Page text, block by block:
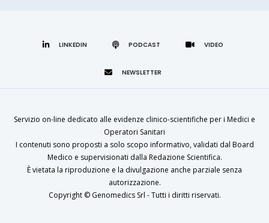
LINKEDIN
Servizio on-line dedicato alle evidenze clinico-scientifiche per i Medici e
Operatori Sanitari
I contenuti sono proposti a solo scopo informativo, validati dal Board
Medico e supervisionati dalla Redazione Scientifica.
È vietata la riproduzione e la divulgazione anche parziale senza
autorizzazione.
Copyright © Genomedics Srl - Tutti i diritti riservati.